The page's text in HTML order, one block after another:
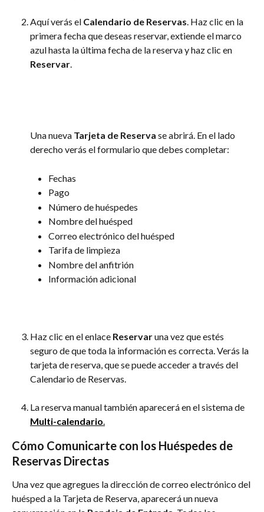
Aquí verás el Calendario de Reservas. Haz clic en la
primera fecha que deseas reservar, extiende el marco
azul hasta la última fecha de la reserva y haz clic en
Reservar.
Una nueva Tarjeta de Reserva se abrirá. En el lado
derecho verás el formulario que debes completar:
Fechas
Pago
Número de huéspedes
Nombre del huésped
Correo electrónico del huésped
Tarifa de limpieza
Nombre del anfitrión
Información adicional
Haz clic en el enlace Reservar una vez que estés
seguro de que toda la información es correcta. Verás la
tarjeta de reserva, que se puede acceder a través del
Calendario de Reservas.
La reserva manual también aparecerá en el sistema de
Multi-calendario.
Cómo Comunicarte con los Huéspedes de
Reservas Directas
Una vez que agregues la dirección de correo electrónico del
huésped a la Tarjeta de Reserva, aparecerá un nueva